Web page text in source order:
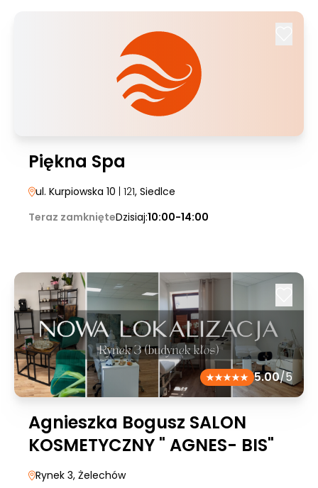
Piękna Spa
ul. Kurpiowska 10 | 121, Siedlce
Teraz zamknięteDzisiaj:10:00-14:00
5.00/5
Agnieszka Bogusz SALON
KOSMETYCZNY " AGNES- BIS"
Rynek 3, Żelechów